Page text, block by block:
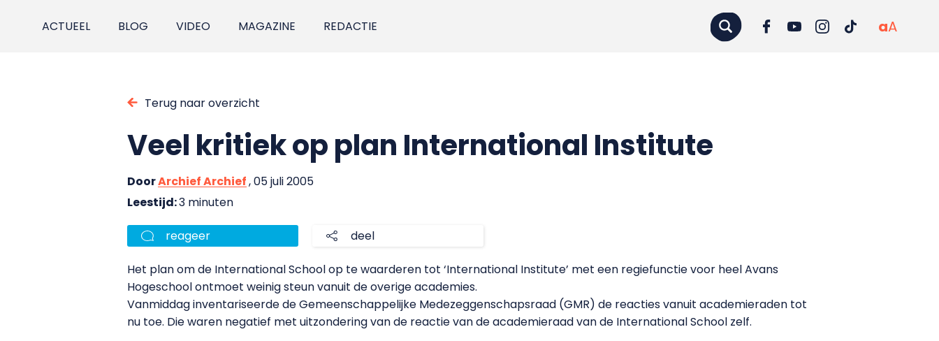
ACTUEEL BLOG VIDEO MAGAZINE REDACTIE aA
Terug naar overzicht
Veel kritiek op plan International Institute
DoorArchief Archief, 05 juli 2005
Leestijd:3 minuten
reageer deel
Het plan om de International School op te waarderen tot ‘International Institute’ met een regiefunctie voor heel Avans
Hogeschool ontmoet weinig steun vanuit de overige academies.
Vanmiddag inventariseerde de Gemeenschappelijke Medezeggenschapsraad (GMR) de reacties vanuit academieraden tot
nu toe. Die waren negatief met uitzondering van de reactie van de academieraad van de International School zelf.